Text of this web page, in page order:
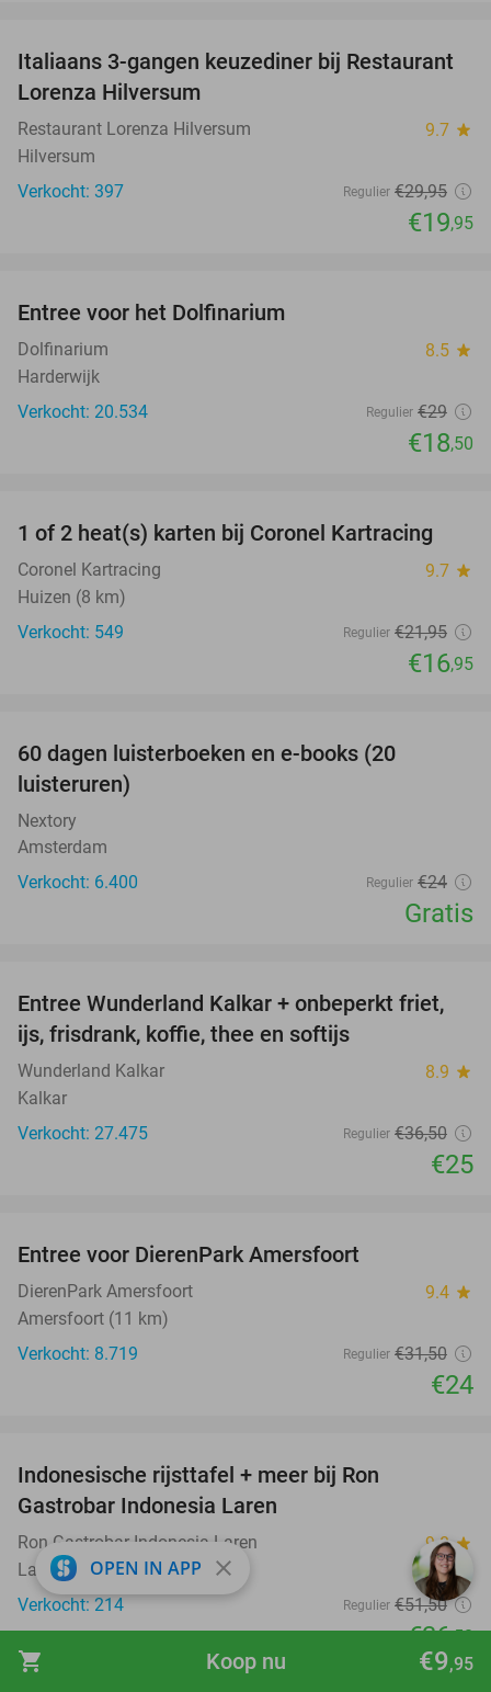
shopping_cart €9,95
Koop nu
33%
Italiaans 3-gangen keuzediner bij Restaurant
Lorenza Hilversum
Restaurant Lorenza Hilversum 9.7 star
Hilversum
Verkocht: 397
Regulier €29,95
€19,95
Entree voor het Dolfinarium
Dolfinarium 8.5 star
Harderwijk
Verkocht: 20.534
Regulier €29
€18,50
23%
1 of 2 heat(s) karten bij Coronel Kartracing
Coronel Kartracing 9.7 star
Huizen (8 km)
Verkocht: 549
Regulier €21,95
€16,95
60 dagen luisterboeken en e-books (20
luisteruren)
Nextory
Amsterdam
Verkocht: 6.400
Regulier €24
Gratis
32%
Entree Wunderland Kalkar + onbeperkt friet,
ijs, frisdrank, koffie, thee en softijs
Wunderland Kalkar 8.9 star
Kalkar
Verkocht: 27.475
Regulier €36,50
€25
Entree voor DierenPark Amersfoort
DierenPark Amersfoort 9.4 star
Amersfoort (11 km)
Verkocht: 8.719
Regulier €31,50
€24
Indonesische rijsttafel + meer bij Ron
Gastrobar Indonesia Laren
Ron Gastrobar Indonesia Laren 9.8star
Laren
Verkocht: 214
Regulier €51,50
€36,50
favorite_border
OPEN IN APP close